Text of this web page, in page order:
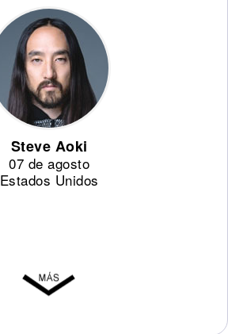
Steve Aoki
07 de agosto
Estados Unidos